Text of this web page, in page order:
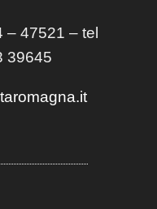
– 47521 – tel
39645